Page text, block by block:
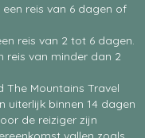
reis van 6 dagen of
reis van 2 tot 6 dagen.
reis van minder dan 2
The Mountains Travel
uiterlijk binnen 14 dagen
de reiziger zijn